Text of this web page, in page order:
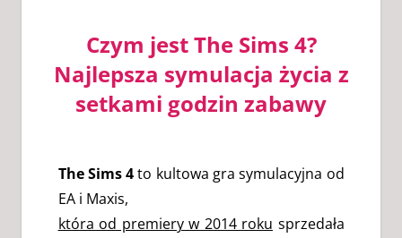
Czym jest The Sims 4?
Najlepsza symulacja życia z
setkami godzin zabawy
The Sims 4to kultowa gra symulacyjna od
EA i Maxis,
która od premiery w 2014 roku sprzedała